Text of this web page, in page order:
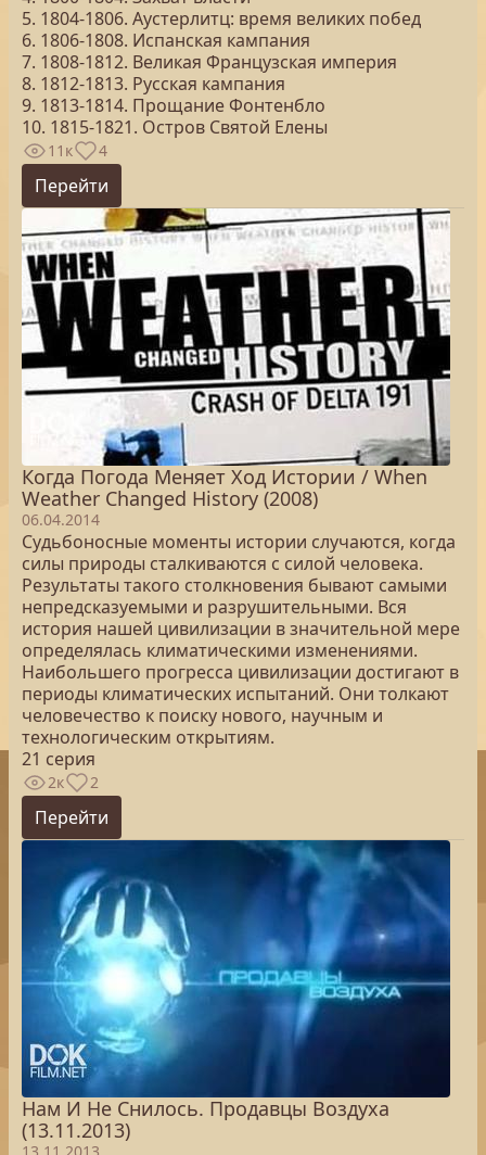
5. 1804-1806. Аустерлитц: время великих побед
6. 1806-1808. Испанская кампания
7. 1808-1812. Великая Французская империя
8. 1812-1813. Русская кампания
9. 1813-1814. Прощание Фонтенбло
10. 1815-1821. Остров Святой Елены
11к 4
Перейти
Когда Погода Меняет Ход Истории / When
Weather Changed History (2008)
06.04.2014
Судьбоносные моменты истории случаются, когда
силы природы сталкиваются с силой человека.
Результаты такого столкновения бывают самыми
непредсказуемыми и разрушительными. Вся
история нашей цивилизации в значительной мере
определялась климатическими изменениями.
Наибольшего прогресса цивилизации достигают в
периоды климатических испытаний. Они толкают
человечество к поиску нового, научным и
технологическим открытиям.
21 серия
2к 2
Перейти
Нам И Не Снилось. Продавцы Воздуха
(13.11.2013)